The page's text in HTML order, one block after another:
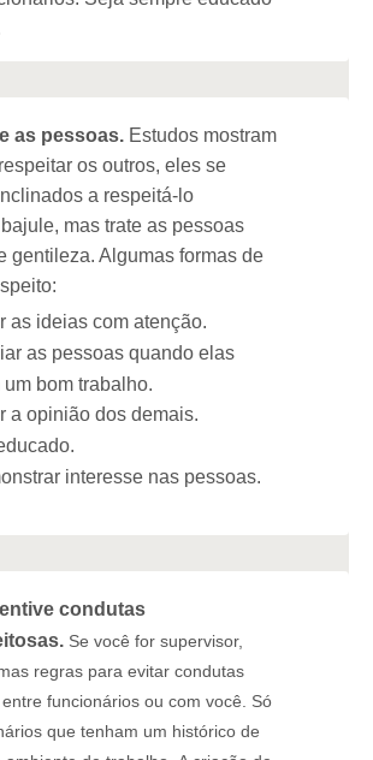
as pessoas. Estudos mostram
os outros, eles se
a respeitá-lo
mas trate as pessoas
gentileza. Algumas formas de
as ideias com atenção.
as pessoas quando elas
um bom trabalho.
a opinião dos demais.
interesse nas pessoas.
condutas
Se você for supervisor,
regras para evitar condutas
funcionários ou com você. Só
que tenham um histórico de